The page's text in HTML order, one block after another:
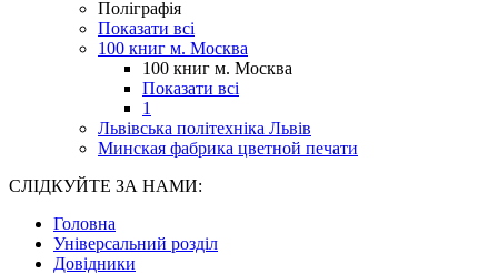
Поліграфія
Показати всі
100 книг м. Москва
100 книг м. Москва
Показати всі
1
Львівська політехніка Львів
Минская фабрика цветной печати
СЛІДКУЙТЕ ЗА НАМИ:
Головна
Універсальний розділ
Довідники